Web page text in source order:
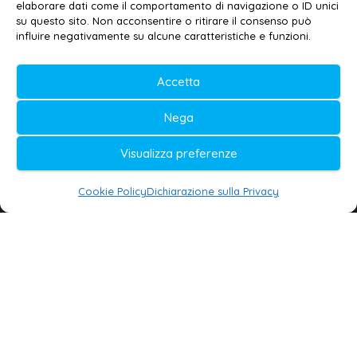
elaborare dati come il comportamento di navigazione o ID unici
su questo sito. Non acconsentire o ritirare il consenso può
influire negativamente su alcune caratteristiche e funzioni.
Accetta
Nega
Visualizza preferenze
Cookie PolicyDichiarazione sulla Privacy
Privacy policy –Cookie policy
Testata iscritta al n. 11/2020 Registro della
Stampa Tribunale di Lecce
Editore e direttore responsabile:
Daniele G. Masciullo